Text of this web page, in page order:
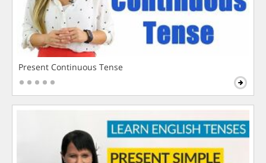
Present Continuous Tense